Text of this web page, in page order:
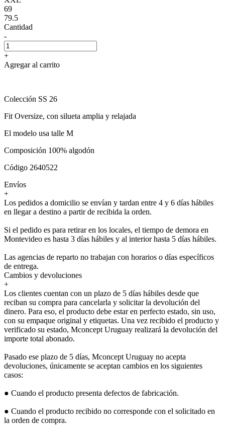
69
79.5
Cantidad
-
+
Agregar al carrito
Colección SS 26
Fit Oversize, con silueta amplia y relajada
El modelo usa talle M
Composición 100% algodón
Código 2640522
Envíos
+
Los pedidos a domicilio se envían y tardan entre 4 y 6 días hábiles
en llegar a destino a partir de recibida la orden.
Si el pedido es para retirar en los locales, el tiempo de demora en
Montevideo es hasta 3 días hábiles y al interior hasta 5 días hábiles.
Las agencias de reparto no trabajan con horarios o días específicos
de entrega.
Cambios y devoluciones
+
Los clientes cuentan con un plazo de 5 días hábiles desde que
reciban su compra para cancelarla y solicitar la devolución del
dinero. Para eso, el producto debe estar en perfecto estado, sin uso,
con su empaque original y etiquetas. Una vez recibido el producto y
verificado su estado, Mconcept Uruguay realizará la devolución del
importe total abonado.
Pasado ese plazo de 5 días, Mconcept Uruguay no acepta
devoluciones, únicamente se aceptan cambios en los siguientes
casos:
● Cuando el producto presenta defectos de fabricación.
● Cuando el producto recibido no corresponde con el solicitado en
la orden de compra.